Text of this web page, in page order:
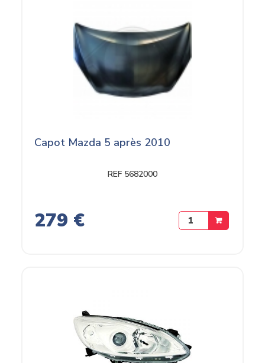
Capot Mazda 5 après 2010
REF 5682000
279 €